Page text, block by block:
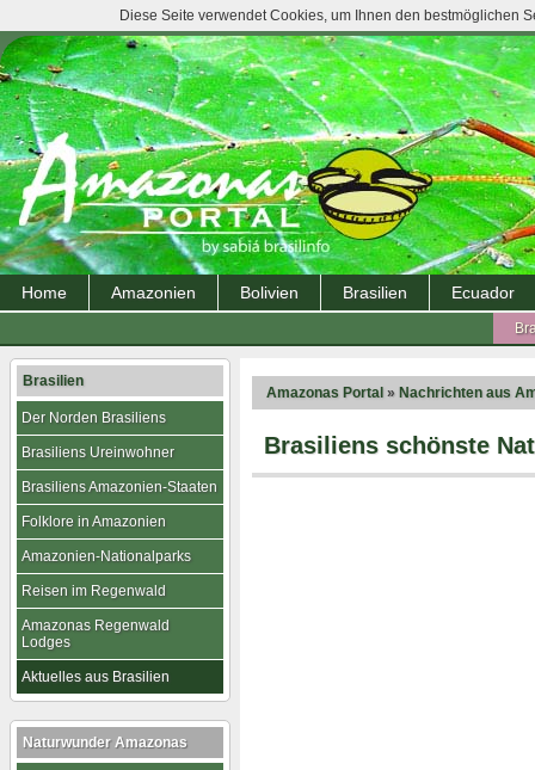
Home Amazonien Bolivien Brasilien Ecuador
Amazonas Portal » Nachrichten aus
Brasiliens schönste
Brasilien
Der Norden Brasiliens
Brasiliens Ureinwohner
Brasiliens Amazonien-Staaten
Folklore in Amazonien
Amazonien-Nationalparks
Reisen im Regenwald
Amazonas Regenwald
Lodges
Aktuelles aus Brasilien
Naturwunder Amazonas
Diese Seite verwendet Cookies, um Ihnen den bestmöglichen